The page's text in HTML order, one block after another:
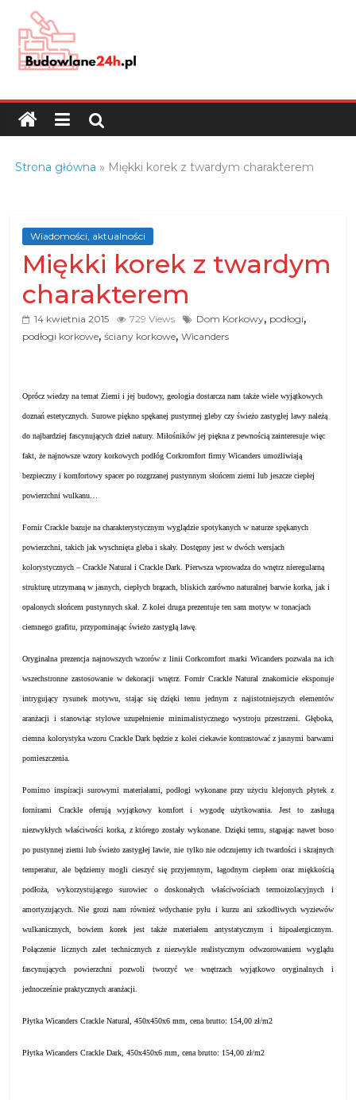
content
Budowlane24h.pl
portal
budowlany
branży
budowlanej
Strona główna » Miękki korek z twardym charakterem
Wiadomości, aktualności
Miękki korek z twardym
charakterem
14 kwietnia 2015 729 Views Dom Korkowy, podłogi,
podłogi korkowe,ściany korkowe,Wicanders
Oprócz wiedzy na temat Ziemi i jej budowy, geologia dostarcza nam także wiele wyjątkowych
doznań estetycznych. Surowe piękno spękanej pustynnej gleby czy świeżo zastygłej lawy należą
do najbardziej fascynujących dzieł natury. Miłośników jej piękna z pewnością zainteresuje więc
fakt, że najnowsze wzory korkowych podłóg Corkromfort firmy Wicanders umożliwiają
bezpieczny i komfortowy spacer po rozgrzanej pustynnym słońcem ziemi lub jeszcze ciepłej
powierzchni wulkanu…
Fornir Crackle bazuje na charakterystycznym wyglądzie spotykanych w naturze spękanych
powierzchni, takich jak wyschnięta gleba i skały. Dostępny jest w dwóch wersjach
kolorystycznych – Crackle Natural i Crackle Dark. Pierwsza wprowadza do wnętrz nieregularną
strukturę utrzymaną w jasnych, ciepłych brązach, bliskich zarówno naturalnej barwie korka, jak i
opalonych słońcem pustynnych skał. Z kolei druga prezentuje ten sam motyw w tonacjach
ciemnego grafitu, przypominając świeżo zastygłą lawę.
Oryginalna prezencja najnowszych wzorów z linii Corkcomfort marki Wicanders pozwala na ich
wszechstronne zastosowanie w dekoracji wnętrz. Fornir Crackle Natural znakomicie eksponuje
intrygujący rysunek motywu, stając się dzięki temu jednym z najistotniejszych elementów
aranżacji i stanowiąc stylowe uzupełnienie minimalistycznego wystroju przestrzeni. Głęboka,
ciemna kolorystyka wzoru Crackle Dark będzie z kolei ciekawie kontrastować z jasnymi barwami
pomieszczenia.
Pomimo inspiracji surowymi materiałami, podłogi wykonane przy użyciu klejonych płytek z
fornirami Crackle oferują wyjątkowy komfort i wygodę użytkowania. Jest to zasługą
niezwykłych właściwości korka, z którego zostały wykonane. Dzięki temu, stąpając nawet boso
po pustynnej ziemi lub świeżo zastygłej lawie, nie tylko nie odczujemy ich twardości i skrajnych
temperatur, ale będziemy mogli cieszyć się przyjemnym, łagodnym ciepłem oraz miękkością
podłoża, wykorzystującego surowiec o doskonałych właściwościach termoizolacyjnych i
amortyzujących. Nie grozi nam również wdychanie pyłu i kurzu ani szkodliwych wyziewów
wulkanicznych, bowiem korek jest także materiałem antystatycznym i hipoalergicznym.
Połączenie licznych zalet technicznych z niezwykle realistycznym odwzorowaniem wyglądu
fascynujących powierzchni pozwoli tworzyć we wnętrzach wyjątkowo oryginalnych i
jednocześnie praktycznych aranżacji.
Płytka Wicanders Crackle Natural, 450x450x6 mm, cena brutto: 154,00 zł/m2
Płytka Wicanders Crackle Dark, 450x450x6 mm, cena brutto: 154,00 zł/m2